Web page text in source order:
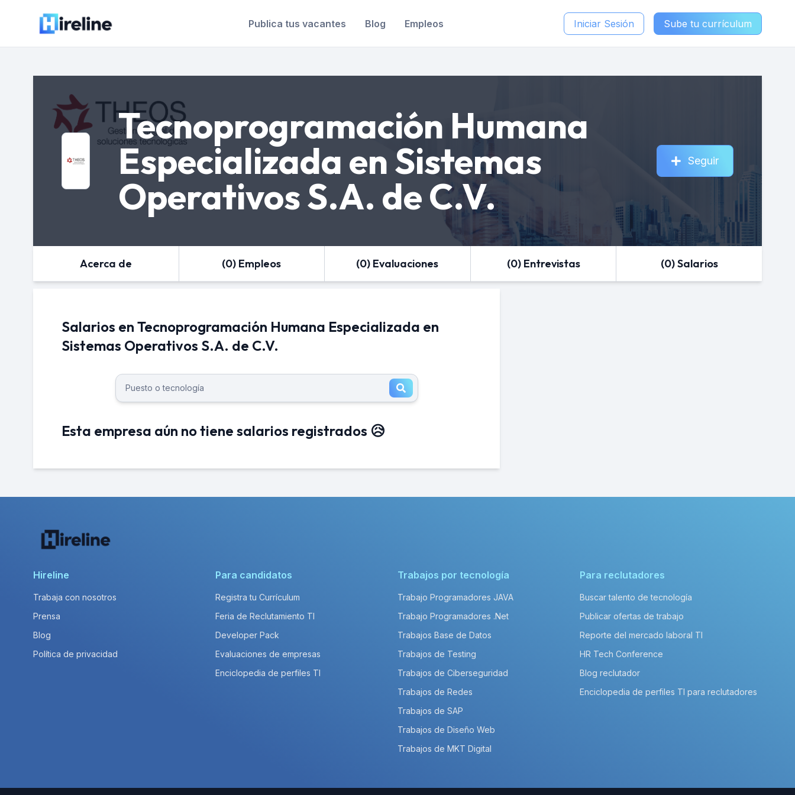
Publica tus vacantes Blog Empleos Iniciar Sesión Sube tu currículum
Tecnoprogramación Humana
Especializada en Sistemas
Operativos S.A. de C.V.
Seguir
Acerca de (0) Empleos (0) Evaluaciones (0) Entrevistas (0) Salarios
Salarios en Tecnoprogramación Humana Especializada en
Sistemas Operativos S.A. de C.V.
Esta empresa aún no tiene salarios registrados 😥
Hireline
Trabaja con nosotros
Prensa
Blog
Política de privacidad
Para candidatos
Registra tu Currículum
Feria de Reclutamiento TI
Developer Pack
Evaluaciones de empresas
Enciclopedia de perfiles TI
Trabajos por tecnología
Trabajo Programadores JAVA
Trabajo Programadores .Net
Trabajos Base de Datos
Trabajos de Testing
Trabajos de Ciberseguridad
Trabajos de Redes
Trabajos de SAP
Trabajos de Diseño Web
Trabajos de MKT Digital
Para reclutadores
Buscar talento de tecnología
Publicar ofertas de trabajo
Reporte del mercado laboral TI
HR Tech Conference
Blog reclutador
Enciclopedia de perfiles TI para reclutadores